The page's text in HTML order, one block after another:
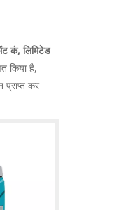
कं, लिमिटेड
किया है,
प्राप्त कर